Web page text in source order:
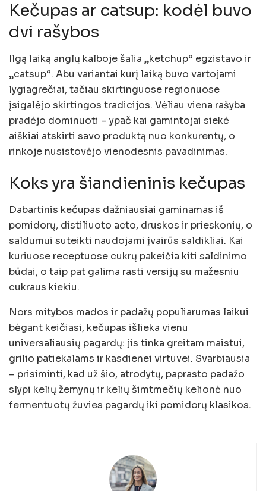
Kečupas ar catsup: kodėl buvo
dvi rašybos
Ilgą laiką anglų kalboje šalia „ketchup“ egzistavo ir
„catsup“. Abu variantai kurį laiką buvo vartojami
lygiagrečiai, tačiau skirtinguose regionuose
įsigalėjo skirtingos tradicijos. Vėliau viena rašyba
pradėjo dominuoti – ypač kai gamintojai siekė
aiškiai atskirti savo produktą nuo konkurentų, o
rinkoje nusistovėjo vienodesnis pavadinimas.
Koks yra šiandieninis kečupas
Dabartinis kečupas dažniausiai gaminamas iš
pomidorų, distiliuoto acto, druskos ir prieskonių, o
saldumui suteikti naudojami įvairūs saldikliai. Kai
kuriuose receptuose cukrų pakeičia kiti saldinimo
būdai, o taip pat galima rasti versijų su mažesniu
cukraus kiekiu.
Nors mitybos mados ir padažų populiarumas laikui
bėgant keičiasi, kečupas išlieka vienu
universaliausių pagardų: jis tinka greitam maistui,
grilio patiekalams ir kasdienei virtuvei. Svarbiausia
– prisiminti, kad už šio, atrodytų, paprasto padažo
slypi kelių žemynų ir kelių šimtmečių kelionė nuo
fermentuotų žuvies pagardų iki pomidorų klasikos.